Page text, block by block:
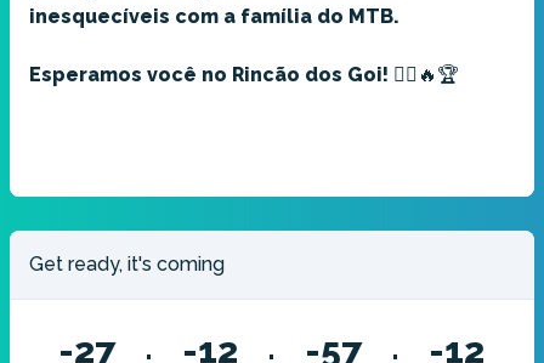
inesquecíveis com a família do MTB.
Esperamos você no Rincão dos Goi! 🚵‍♂️🔥🏆
Get ready, it's coming
-27 -12 -57 -12